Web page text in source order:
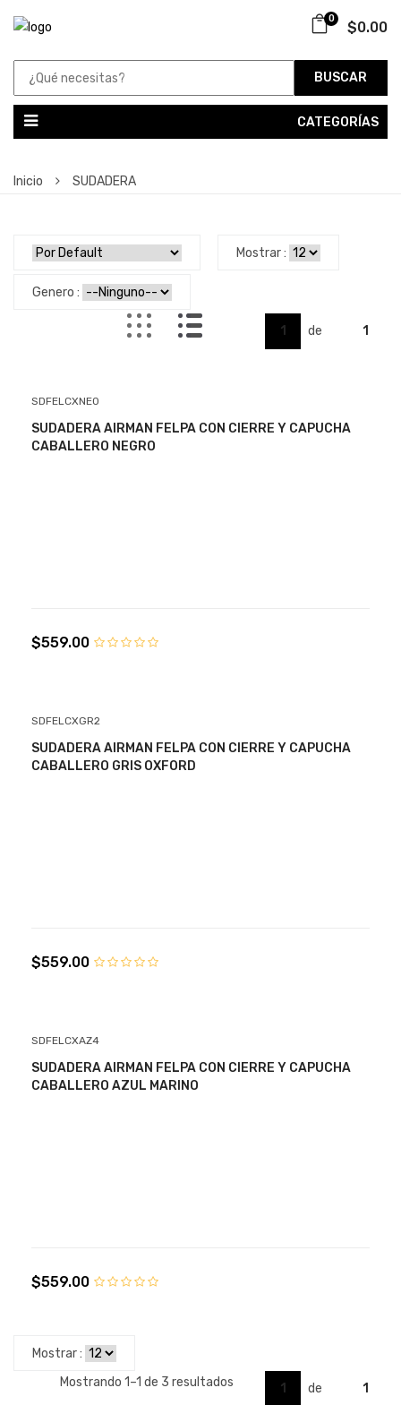
$0.00
0
BUSCAR
CATEGORÍAS
Inicio SUDADERA
Mostrar :
Genero :
1 de 1
SDFELCXNE0
SUDADERA AIRMAN FELPA CON CIERRE Y CAPUCHA
CABALLERO NEGRO
$559.00
SDFELCXGR2
SUDADERA AIRMAN FELPA CON CIERRE Y CAPUCHA
CABALLERO GRIS OXFORD
$559.00
SDFELCXAZ4
SUDADERA AIRMAN FELPA CON CIERRE Y CAPUCHA
CABALLERO AZUL MARINO
$559.00
Mostrar :
Mostrando 1–1 de 3 resultados
1 de 1